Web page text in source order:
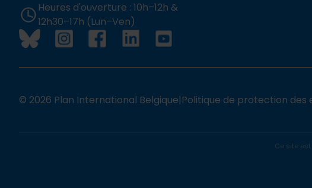
Heures d'ouverture : 10h–12h &
12h30–17h (Lun–Ven)
© 2026 Plan International Belgique|Politique de protection des
Ce site est